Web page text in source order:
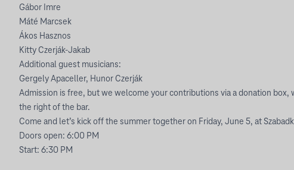
Gábor Imre
Máté Marcsek
Ákos Hasznos
Kitty Czerják-Jakab
Additional guest musicians:
Gergely Apaceller, Hunor Czerják
Admission is free, but we welcome your contributions via a donation box,
the right of the bar.
Come and let’s kick off the summer together on Friday, June 5, at
Doors open: 6:00 PM
Start: 6:30 PM